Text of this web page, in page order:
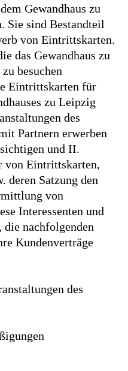
Gewandhaus zu
Sie sind Bestandteil
von Eintrittskarten.
das Gewandhaus zu
besuchen
Eintrittskarten für
zu Leipzig
des
Partnern erwerben
und II.
von Eintrittskarten,
deren Satzung den
von
Interessenten und
nachfolgenden
Kundenverträge
des